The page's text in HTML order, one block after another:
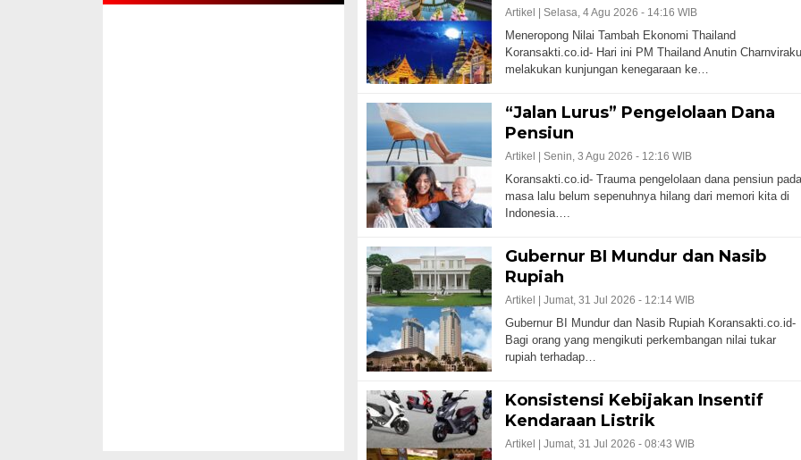
Artikel | Selasa, 4 Agu 2026 - 14:16 WIB
Meneropong Nilai Tambah Ekonomi Thailand
Koransakti.co.id- Hari ini PM Thailand Anutin
melakukan kunjungan kenegaraan ke…
“Jalan Lurus” Pengelolaan Dana
Pensiun
Artikel | Senin, 3 Agu 2026 - 12:16 WIB
Koransakti.co.id- Trauma pengelolaan dana pensiun pada
masa lalu belum sepenuhnya hilang dari memori kita di
Indonesia….
Gubernur BI Mundur dan Nasib
Rupiah
Artikel | Jumat, 31 Jul 2026 - 12:14 WIB
Gubernur BI Mundur dan Nasib Rupiah Koransakti.co.id-
Bagi orang yang mengikuti perkembangan nilai tukar
rupiah terhadap…
Konsistensi Kebijakan Insentif
Kendaraan Listrik
Artikel | Jumat, 31 Jul 2026 - 08:43 WIB